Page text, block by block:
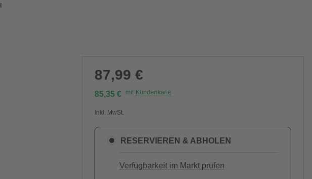
87,99 €
85,35 € mit Kundenkarte
Inkl. MwSt.
RESERVIEREN & ABHOLEN
Verfügbarkeit im Markt prüfen